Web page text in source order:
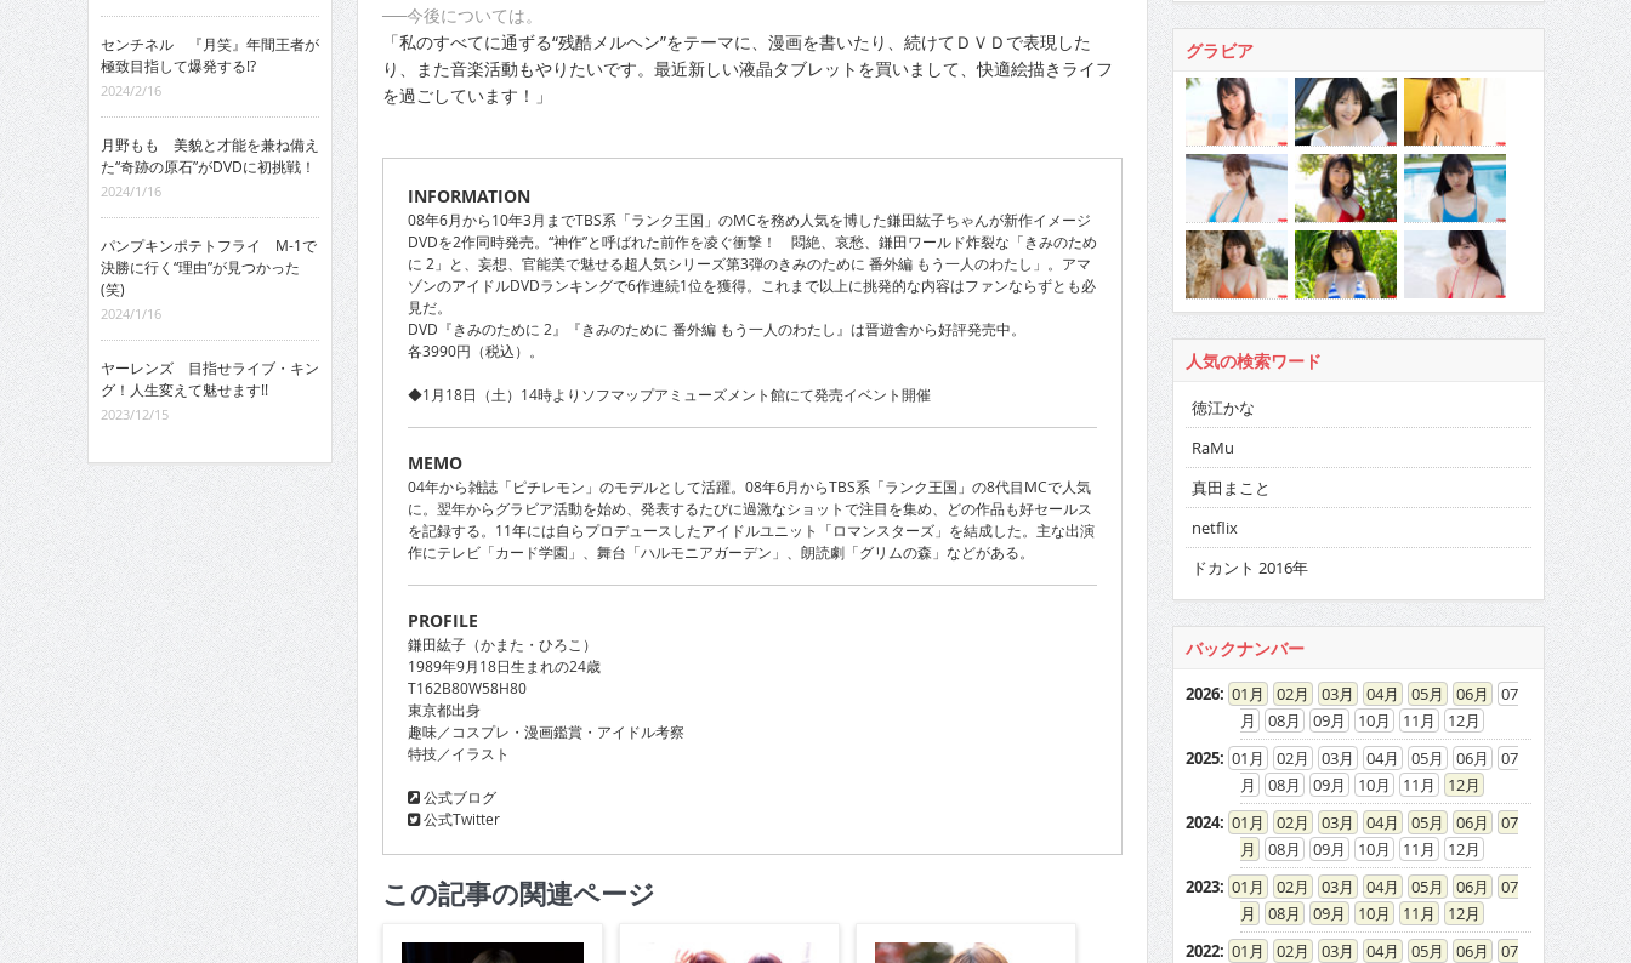
──今後については。
「私のすべてに通ずる“残酷メルヘン”をテーマに、漫画を書いたり、続けてＤＶＤで表現した
り、また音楽活動もやりたいです。最近新しい液晶タブレットを買いまして、快適絵描きライフ
を過ごしています！」
INFORMATION
08年6月から10年3月までTBS系「ランク王国」のMCを務め人気を博した鎌田紘子ちゃんが新作イメージ
DVDを2作同時発売。“神作”と呼ばれた前作を凌ぐ衝撃！ 悶絶、哀愁、鎌田ワールド炸裂な「きみのため
に 2」と、妄想、官能美で魅せる超人気シリーズ第3弾のきみのために 番外編 もう一人のわたし」。アマ
ゾンのアイドルDVDランキングで6作連続1位を獲得。これまで以上に挑発的な内容はファンならずとも必
見だ。
DVD『きみのために 2』『きみのために 番外編 もう一人のわたし』は晋遊舎から好評発売中。
各3990円（税込）。
◆1月18日（土）14時よりソフマップアミューズメント館にて発売イベント開催
MEMO
04年から雑誌「ピチレモン」のモデルとして活躍。08年6月からTBS系「ランク王国」の8代目MCで人気
に。翌年からグラビア活動を始め、発表するたびに過激なショットで注目を集め、どの作品も好セールス
を記録する。11年には自らプロデュースしたアイドルユニット「ロマンスターズ」を結成した。主な出演
作にテレビ「カード学園」、舞台「ハルモニアガーデン」、朗読劇「グリムの森」などがある。
PROFILE
鎌田紘子（かまた・ひろこ）
1989年9月18日生まれの24歳
T162B80W58H80
東京都出身
趣味／コスプレ・漫画鑑賞・アイドル考察
特技／イラスト
公式ブログ
公式Twitter
この記事の関連ページ
センチネル 『月笑』年間王者が
極致目指して爆発する!?
2024/2/16
月野もも 美貌と才能を兼ね備え
た“奇跡の原石”がDVDに初挑戦！
2024/1/16
パンプキンポテトフライ M-1で
決勝に行く“理由”が見つかった
(笑)
2024/1/16
ヤーレンズ 目指せライブ・キン
グ！人生変えて魅せます!!
2023/12/15
グラビア
人気の検索ワード
徳江かな
RaMu
真田まこと
netflix
ドカント 2016年
バックナンバー
2026: 01 02 03 04 05 06
07
08
09 10 11
12
2025: 01 02 03 04 05 06
07
08
09 10 11
12
2024: 01 02 03 04 05 06
07
08
09 10 11
12
2023: 01 02 03 04 05 06
07
08
09 10 11
12
2022: 01 02 03 04 05 06
07